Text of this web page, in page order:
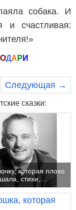
собака. И
и счастливая:
ОДА Р И
Следующая →
сказки:
которая плохо
стихи,…